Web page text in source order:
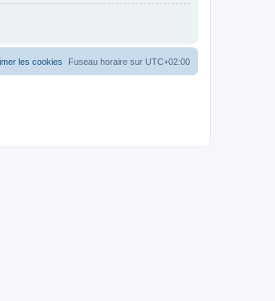
Fuseau horaire sur UTC+02:00
les cookies